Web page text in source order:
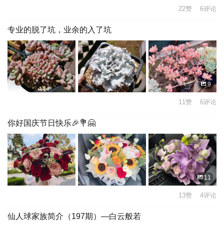
22赞 6评论
专业的脱了坑，业余的入了坑
9
11赞 6评论
你好国庆节日快乐🎉💐🤗
11
13赞 4评论
仙人球家族简介（197期）—白云般若